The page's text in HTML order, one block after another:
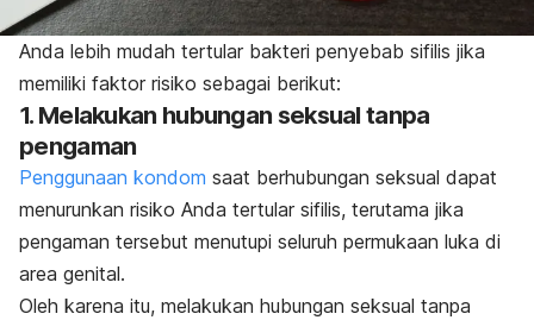
Anda lebih mudah tertular bakteri penyebab sifilis jika
memiliki faktor risiko sebagai berikut:
1. Melakukan hubungan seksual tanpa
pengaman
Penggunaan kondom saat berhubungan seksual dapat
menurunkan risiko Anda tertular sifilis, terutama jika
pengaman tersebut menutupi seluruh permukaan luka di
area genital.
Oleh karena itu, melakukan hubungan seksual tanpa